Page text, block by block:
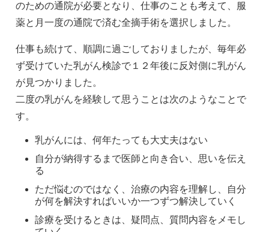
のための通院が必要となり、仕事のことも考えて、服
薬と月一度の通院で済む全摘手術を選択しました。
仕事も続けて、順調に過ごしておりましたが、毎年必
ず受けていた乳がん検診で１２年後に反対側に乳がん
が見つかりました。
二度の乳がんを経験して思うことは次のようなことで
す。
乳がんには、何年たっても大丈夫はない
自分が納得するまで医師と向き合い、思いを伝え
る
ただ悩むのではなく、治療の内容を理解し、自分
が何を解決すればいいか一つずつ解決していく
診療を受けるときは、疑問点、質問内容をメモし